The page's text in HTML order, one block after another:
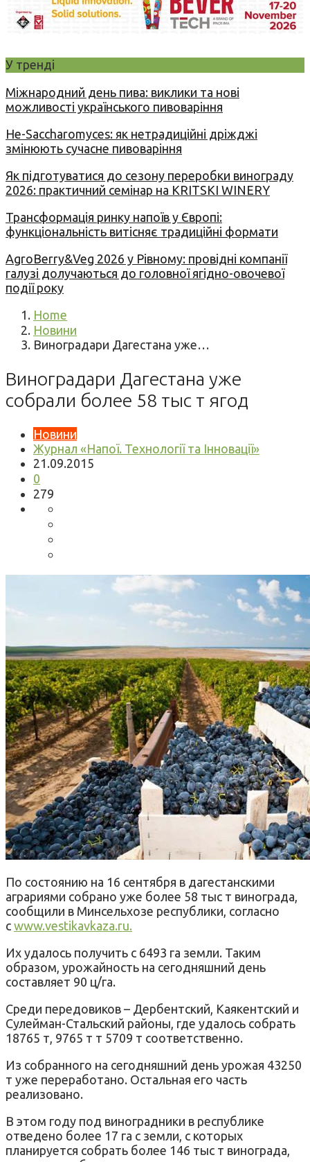
У тренді
Міжнародний день пива: виклики та нові
можливості українського пивоваріння
Не-Saccharomyces: як нетрадиційні дріжджі
змінюють сучасне пивоваріння
Як підготуватися до сезону переробки винограду
2026: практичний семінар на KRITSKI WINERY
Трансформація ринку напоїв у Європі:
функціональність витісняє традиційні формати
AgroBerry&Veg 2026 у Рівному: провідні компанії
галузі долучаються до головної ягідно-овочевої
події року
Home
Новини
Виноградари Дагестана уже…
Виноградари Дагестана уже
собрали более 58 тыс т ягод
Новини
Журнал «Напої. Технології та Інновації»
21.09.2015
0
279
По состоянию на 16 сентября в дагестанскими
аграриями собрано уже более 58 тыс т винограда,
сообщили в Минсельхозе республики, согласно
с www.vestikavkaza.ru.
Их удалось получить с 6493 га земли. Таким
образом, урожайность на сегодняшний день
составляет 90 ц/га.
Среди передовиков – Дербентский, Каякентский и
Сулейман-Стальский районы, где удалось собрать
18765 т, 9765 т т 5709 т соответственно.
Из собранного на сегодняшний день урожая 43250
т уже переработано. Остальная его часть
реализовано.
В этом году под виноградники в республике
отведено более 17 га с земли, с которых
планируется собрать более 146 тыс т винограда,